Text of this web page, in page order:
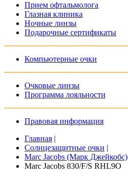
Прием офтальмолога
Глазная клиника
Ночные линзы
Подарочные сертификаты
Компьютерные очки
Очковые линзы
Программа лояльности
Правовая информация
Главная |
Солнцезащитные очки |
Marc Jacobs (Марк Джейкобс)
Marc Jacobs 830/F/S RHL9O